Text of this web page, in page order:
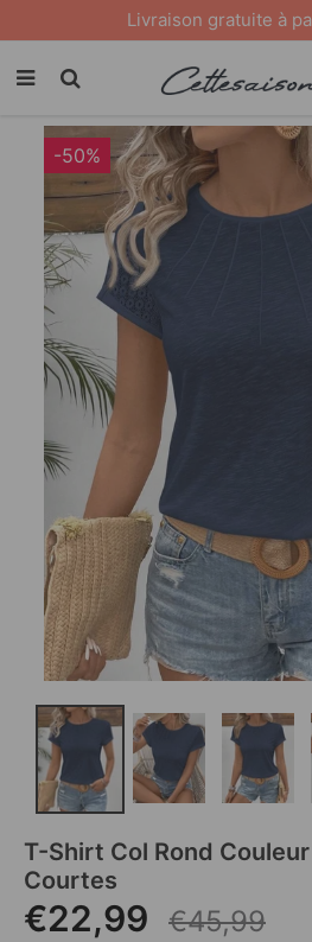
10 % de remise sur tout le
-50%
T-Shirt Col Rond
Courtes
€22,99 €45,99